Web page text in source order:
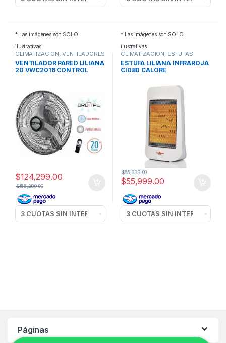
* Las imágenes son SOLO
ilustrativas
CLIMATIZACION, VENTILADORES
DE PARED
VENTILADOR PARED LILIANA
20 VWC2016 CONTROL
$124,299.00
$156,299.00
* Las imágenes son SOLO
ilustrativas
CLIMATIZACION, ESTUFAS
ELECTRICAS
ESTUFA LILIANA INFRAROJA
CI080 CALORE
$55,999.00
$65,999.00
Páginas